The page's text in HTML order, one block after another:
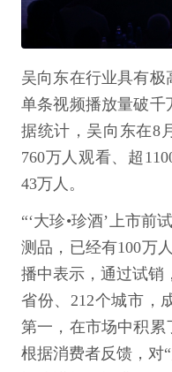
吴向东在行业具有
单条视频播放量破千
据统计，吴向东在8
760万人观看、超
43万人。
“‘大珍•珍酒’上市前
测品，已经有100万
播中表示，通过试销
省份、212个城市，
第一，在市场中积累
根据消费者反馈，对